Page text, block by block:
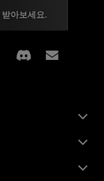
아보세요.
Facebook